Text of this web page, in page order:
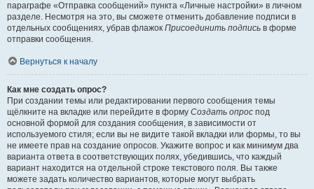
параграфе «Отправка сообщений» пункта «Личные настройки» в личном
разделе. Несмотря на это, вы сможете отменить добавление подписи в
отдельных сообщениях, убрав флажок Присоединить подпись в форме
отправки сообщения.
Вернуться к началу
Как мне создать опрос?
При создании темы или редактировании первого сообщения темы
щёлкните на вкладке или перейдите в форму Создать опрос под
основной формой для создания сообщения, в зависимости от
используемого стиля; если вы не видите такой вкладки или формы, то вы
не имеете прав на создание опросов. Укажите вопрос и как минимум два
варианта ответа в соответствующих полях, убедившись, что каждый
вариант находится на отдельной строке текстового поля. Вы также
можете задать количество вариантов, которые могут выбрать